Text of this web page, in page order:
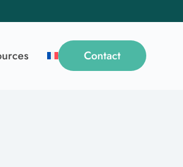
Contact